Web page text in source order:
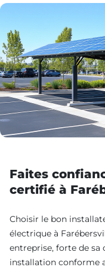
Faites
certifié à
Choisir le bon
électrique à
entreprise, forte de sa
installation conforme